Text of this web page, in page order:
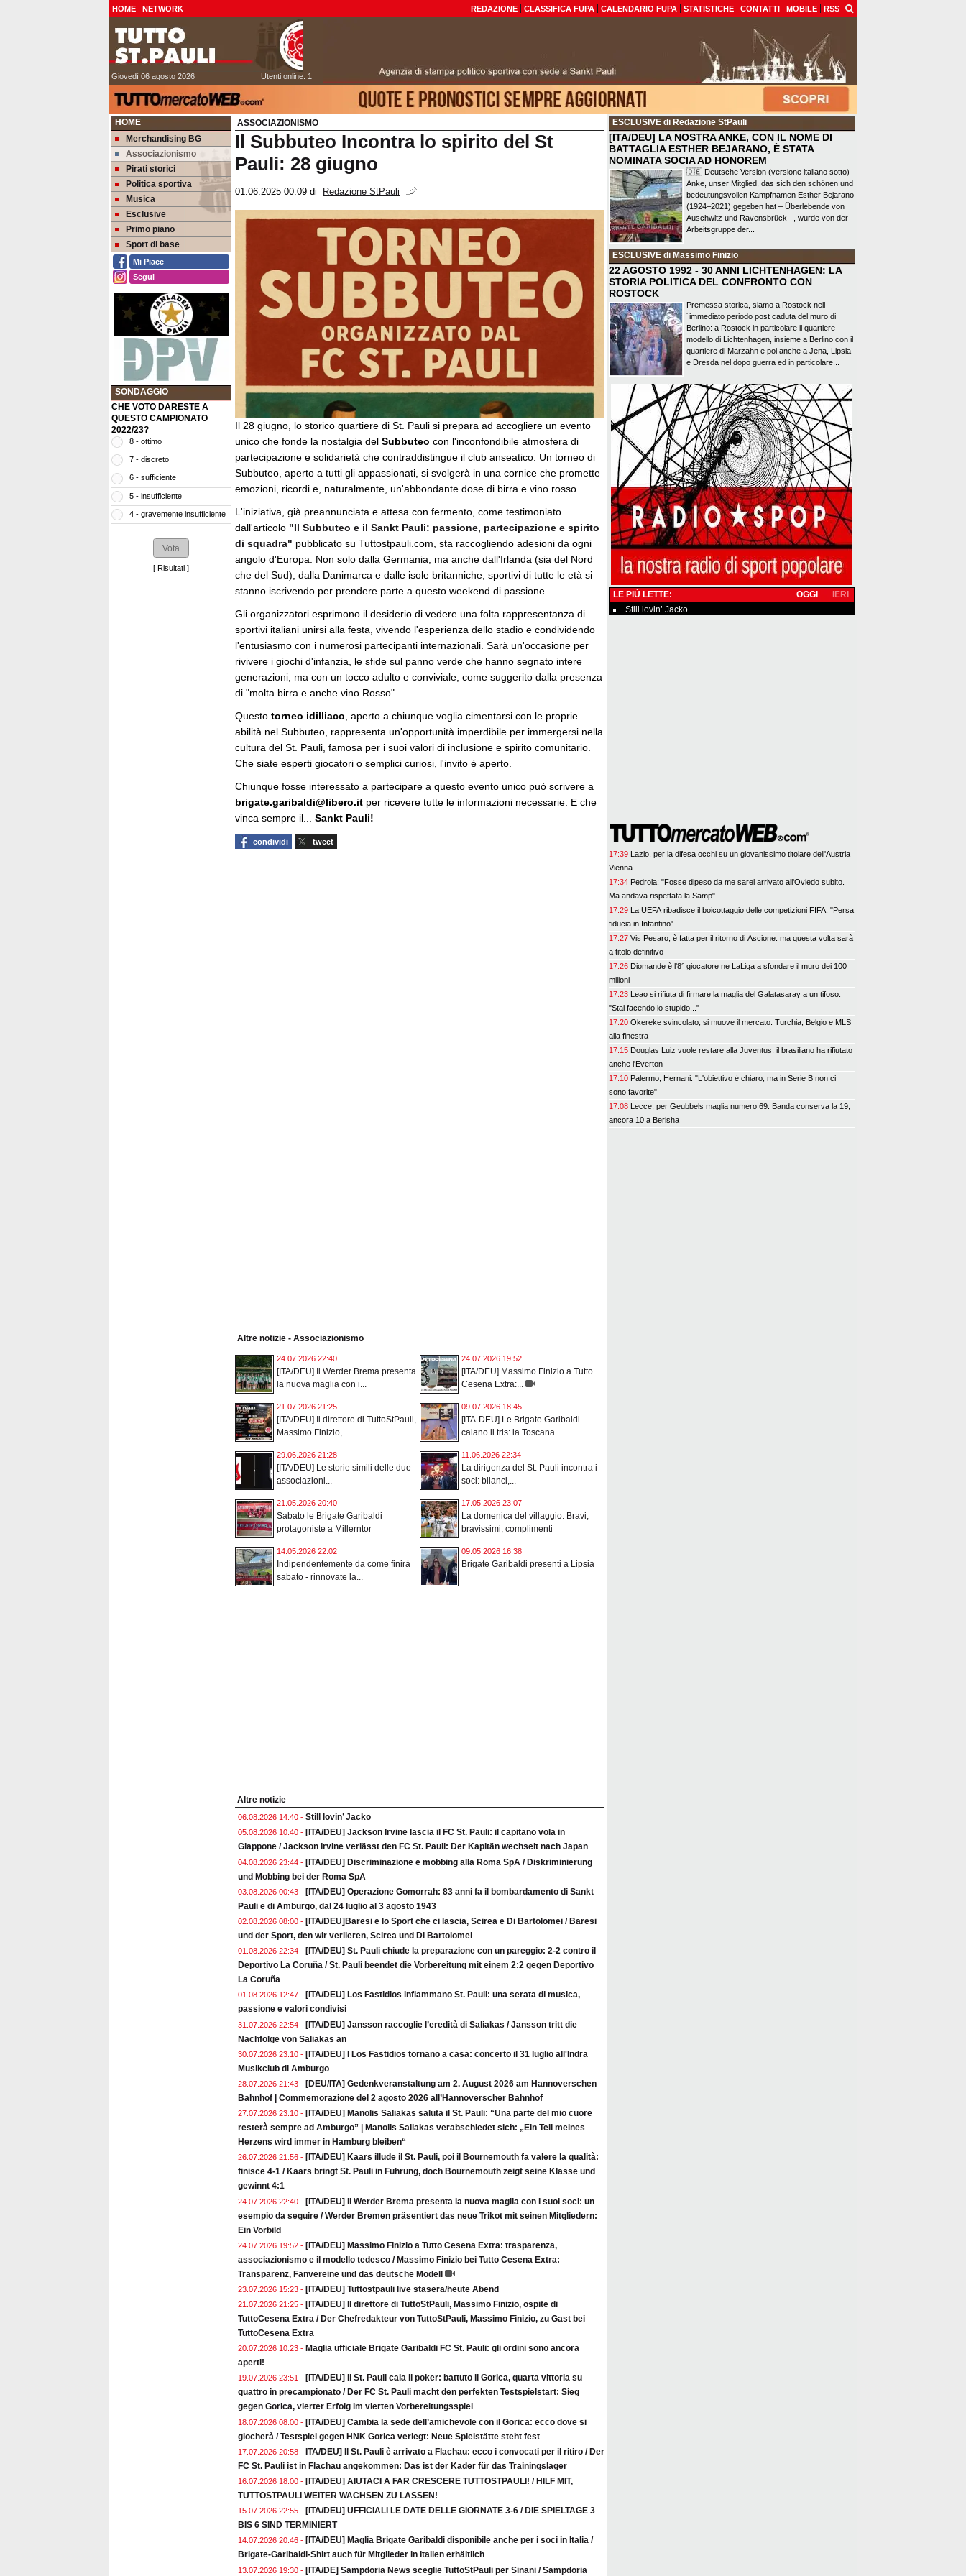
HOME NETWORK REDAZIONE CLASSIFICA FUPA CALENDARIO FUPA STATISTICHE CONTATTI MOBILE RSS
Giovedì 06 agosto 2026 Utenti online: 1
HOME
Merchandising BG
Associazionismo
Pirati storici
Politica sportiva
Musica
Esclusive
Primo piano
Sport di base
Mi Piace
Segui
SONDAGGIO
CHE VOTO DARESTE A
QUESTO CAMPIONATO
2022/23?
8 - ottimo
7 - discreto
6 - sufficiente
5 - insufficiente
4 - gravemente insufficiente
[ Risultati ]
ASSOCIAZIONISMO
Il Subbuteo Incontra lo spirito del St
Pauli: 28 giugno
01.06.2025 00:09 di Redazione StPauli
Il 28 giugno, lo storico quartiere di St. Pauli si prepara ad accogliere un evento
unico che fonde la nostalgia del Subbuteo con l'inconfondibile atmosfera di
partecipazione e solidarietà che contraddistingue il club anseatico. Un torneo di
Subbuteo, aperto a tutti gli appassionati, si svolgerà in una cornice che promette
emozioni, ricordi e, naturalmente, un'abbondante dose di birra e vino rosso.
L'iniziativa, già preannunciata e attesa con fermento, come testimoniato
dall'articolo "Il Subbuteo e il Sankt Pauli: passione, partecipazione e spirito
di squadra" pubblicato su Tuttostpauli.com, sta raccogliendo adesioni da ogni
angolo d'Europa. Non solo dalla Germania, ma anche dall'Irlanda (sia del Nord
che del Sud), dalla Danimarca e dalle isole britanniche, sportivi di tutte le età si
stanno iscrivendo per prendere parte a questo weekend di passione.
Gli organizzatori esprimono il desiderio di vedere una folta rappresentanza di
sportivi italiani unirsi alla festa, vivendo l'esperienza dello stadio e condividendo
l'entusiasmo con i numerosi partecipanti internazionali. Sarà un'occasione per
rivivere i giochi d'infanzia, le sfide sul panno verde che hanno segnato intere
generazioni, ma con un tocco adulto e conviviale, come suggerito dalla presenza
di "molta birra e anche vino Rosso".
Questo torneo idilliaco , aperto a chiunque voglia cimentarsi con le proprie
abilità nel Subbuteo, rappresenta un'opportunità imperdibile per immergersi nella
cultura del St. Pauli, famosa per i suoi valori di inclusione e spirito comunitario.
Che siate esperti giocatori o semplici curiosi, l'invito è aperto.
Chiunque fosse interessato a partecipare a questo evento unico può scrivere a
brigate.garibaldi@libero.it per ricevere tutte le informazioni necessarie. E che
vinca sempre il... Sankt Pauli!
condividi tweet
Altre notizie - Associazionismo
24.07.2026 22:40
[ITA/DEU] Il Werder Brema presenta
la nuova maglia con i...
24.07.2026 19:52
[ITA/DEU] Massimo Finizio a Tutto
Cesena Extra:...
21.07.2026 21:25
[ITA/DEU] Il direttore di TuttoStPauli,
Massimo Finizio,...
09.07.2026 18:45
[ITA-DEU] Le Brigate Garibaldi
calano il tris: la Toscana...
29.06.2026 21:28
[ITA/DEU] Le storie simili delle due
associazioni...
11.06.2026 22:34
La dirigenza del St. Pauli incontra i
soci: bilanci,...
21.05.2026 20:40
Sabato le Brigate Garibaldi
protagoniste a Millerntor
17.05.2026 23:07
La domenica del villaggio: Bravi,
bravissimi, complimenti
14.05.2026 22:02
Indipendentemente da come finirà
sabato - rinnovate la...
09.05.2026 16:38
Brigate Garibaldi presenti a Lipsia
Altre notizie
06.08.2026 14:40 - Still lovin’ Jacko
05.08.2026 10:40 - [ITA/DEU] Jackson Irvine lascia il FC St. Pauli: il capitano vola in
Giappone / Jackson Irvine verlässt den FC St. Pauli: Der Kapitän wechselt nach Japan
04.08.2026 23:44 - [ITA/DEU] Discriminazione e mobbing alla Roma SpA / Diskriminierung
und Mobbing bei der Roma SpA
03.08.2026 00:43 - [ITA/DEU] Operazione Gomorrah: 83 anni fa il bombardamento di Sankt
Pauli e di Amburgo, dal 24 luglio al 3 agosto 1943
02.08.2026 08:00 - [ITA/DEU]Baresi e lo Sport che ci lascia, Scirea e Di Bartolomei / Baresi
und der Sport, den wir verlieren, Scirea und Di Bartolomei
01.08.2026 22:34 - [ITA/DEU] St. Pauli chiude la preparazione con un pareggio: 2-2 contro il
Deportivo La Coruña / St. Pauli beendet die Vorbereitung mit einem 2:2 gegen Deportivo
La Coruña
01.08.2026 12:47 - [ITA/DEU] Los Fastidios infiammano St. Pauli: una serata di musica,
passione e valori condivisi
31.07.2026 22:54 - [ITA/DEU] Jansson raccoglie l’eredità di Saliakas / Jansson tritt die
Nachfolge von Saliakas an
30.07.2026 23:10 - [ITA/DEU] I Los Fastidios tornano a casa: concerto il 31 luglio all'Indra
Musikclub di Amburgo
28.07.2026 21:43 - [DEU/ITA] Gedenkveranstaltung am 2. August 2026 am Hannoverschen
Bahnhof | Commemorazione del 2 agosto 2026 all’Hannoverscher Bahnhof
27.07.2026 23:10 - [ITA/DEU] Manolis Saliakas saluta il St. Pauli: “Una parte del mio cuore
resterà sempre ad Amburgo” | Manolis Saliakas verabschiedet sich: „Ein Teil meines
Herzens wird immer in Hamburg bleiben“
26.07.2026 21:56 - [ITA/DEU] Kaars illude il St. Pauli, poi il Bournemouth fa valere la qualità:
finisce 4-1 / Kaars bringt St. Pauli in Führung, doch Bournemouth zeigt seine Klasse und
gewinnt 4:1
24.07.2026 22:40 - [ITA/DEU] Il Werder Brema presenta la nuova maglia con i suoi soci: un
esempio da seguire / Werder Bremen präsentiert das neue Trikot mit seinen Mitgliedern:
Ein Vorbild
24.07.2026 19:52 - [ITA/DEU] Massimo Finizio a Tutto Cesena Extra: trasparenza,
associazionismo e il modello tedesco / Massimo Finizio bei Tutto Cesena Extra:
Transparenz, Fanvereine und das deutsche Modell
23.07.2026 15:23 - [ITA/DEU] Tuttostpauli live stasera/heute Abend
21.07.2026 21:25 - [ITA/DEU] Il direttore di TuttoStPauli, Massimo Finizio, ospite di
TuttoCesena Extra / Der Chefredakteur von TuttoStPauli, Massimo Finizio, zu Gast bei
TuttoCesena Extra
20.07.2026 10:23 - Maglia ufficiale Brigate Garibaldi FC St. Pauli: gli ordini sono ancora
aperti!
19.07.2026 23:51 - [ITA/DEU] Il St. Pauli cala il poker: battuto il Gorica, quarta vittoria su
quattro in precampionato / Der FC St. Pauli macht den perfekten Testspielstart: Sieg
gegen Gorica, vierter Erfolg im vierten Vorbereitungsspiel
18.07.2026 08:00 - [ITA/DEU] Cambia la sede dell’amichevole con il Gorica: ecco dove si
giocherà / Testspiel gegen HNK Gorica verlegt: Neue Spielstätte steht fest
17.07.2026 20:58 - ITA/DEU] Il St. Pauli è arrivato a Flachau: ecco i convocati per il ritiro / Der
FC St. Pauli ist in Flachau angekommen: Das ist der Kader für das Trainingslager
16.07.2026 18:00 - [ITA/DEU] AIUTACI A FAR CRESCERE TUTTOSTPAULI! / HILF MIT,
TUTTOSTPAULI WEITER WACHSEN ZU LASSEN!
15.07.2026 22:55 - [ITA/DEU] UFFICIALI LE DATE DELLE GIORNATE 3-6 / DIE SPIELTAGE 3
BIS 6 SIND TERMINIERT
14.07.2026 20:46 - [ITA/DEU] Maglia Brigate Garibaldi disponibile anche per i soci in Italia /
Brigate-Garibaldi-Shirt auch für Mitglieder in Italien erhältlich
13.07.2026 19:30 - [ITA/DE] Sampdoria News sceglie TuttoStPauli per Sinani / Sampdoria
ESCLUSIVE di Redazione StPauli
[ITA/DEU] LA NOSTRA ANKE, CON IL NOME DI
BATTAGLIA ESTHER BEJARANO, È STATA
NOMINATA SOCIA AD HONOREM
🇩🇪 Deutsche Version (versione italiano sotto)
Anke, unser Mitglied, das sich den schönen und
bedeutungsvollen Kampfnamen Esther Bejarano
(1924–2021) gegeben hat – Überlebende von
Auschwitz und Ravensbrück –, wurde von der
Arbeitsgruppe der...
ESCLUSIVE di Massimo Finizio
22 AGOSTO 1992 - 30 ANNI LICHTENHAGEN: LA
STORIA POLITICA DEL CONFRONTO CON
ROSTOCK
Premessa storica, siamo a Rostock nell
´immediato periodo post caduta del muro di
Berlino: a Rostock in particolare il quartiere
modello di Lichtenhagen, insieme a Berlino con il
quartiere di Marzahn e poi anche a Jena, Lipsia
e Dresda nel dopo guerra ed in particolare...
LE PIÙ LETTE: IERI
OGGI
Still lovin’ Jacko
17:39 Lazio, per la difesa occhi su un giovanissimo titolare dell'Austria
Vienna
17:34 Pedrola: "Fosse dipeso da me sarei arrivato all'Oviedo subito.
Ma andava rispettata la Samp"
17:29 La UEFA ribadisce il boicottaggio delle competizioni FIFA: "Persa
fiducia in Infantino"
17:27 Vis Pesaro, è fatta per il ritorno di Ascione: ma questa volta sarà
a titolo definitivo
17:26 Diomande è l'8° giocatore ne LaLiga a sfondare il muro dei 100
milioni
17:23 Leao si rifiuta di firmare la maglia del Galatasaray a un tifoso:
"Stai facendo lo stupido..."
17:20 Okereke svincolato, si muove il mercato: Turchia, Belgio e MLS
alla finestra
17:15 Douglas Luiz vuole restare alla Juventus: il brasiliano ha rifiutato
anche l'Everton
17:10 Palermo, Hernani: "L'obiettivo è chiaro, ma in Serie B non ci
sono favorite"
17:08 Lecce, per Geubbels maglia numero 69. Banda conserva la 19,
ancora 10 a Berisha